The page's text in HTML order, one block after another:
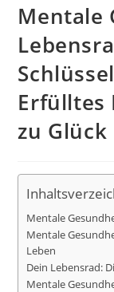
Mentale
Erfülltes
zu
Mentale
Mentale
Leben
Dein Lebensrad:
Mentale